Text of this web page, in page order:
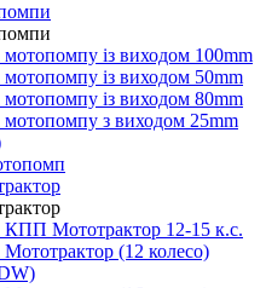
із виходом 100mm
із виходом 50mm
із виходом 80mm
мотопомпу з виходом 25mm
КПП Мототрактор 12-15 к.с.
(12 колесо)